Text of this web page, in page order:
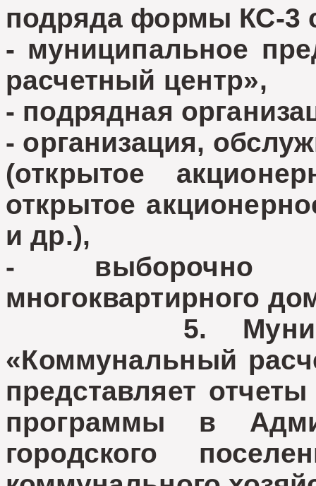
подряда формы КС-3
- муниципальное
расчетный центр»,
- подрядная
- организация,
(открытое
открытое
и др.),
- выборочно
многоквартирного
5.
«Коммунальный
представляет
программы в
городского